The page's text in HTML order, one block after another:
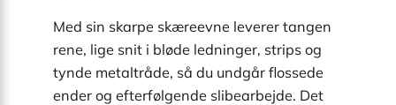
Med sin skarpe skæreevne leverer tangen
rene, lige snit i bløde ledninger, strips og
tynde metaltråde, så du undgår flossede
ender og efterfølgende slibearbejde. Det